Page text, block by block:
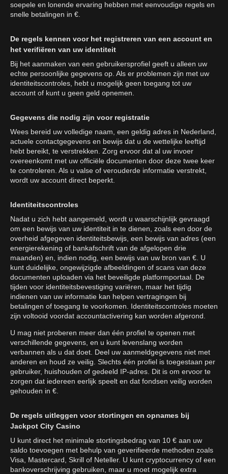
soepele en lonende ervaring hebben met eenvoudige regels en
snelle betalingen in €.
De regels kennen voor het registreren van een account en
het verifiëren van uw identiteit
Bij het aanmaken van een gebruikersprofiel geeft u alleen uw
echte persoonlijke gegevens op. Als er problemen zijn met uw
identiteitscontroles, hebt u mogelijk geen toegang tot uw
account of kunt u geen geld opnemen.
Gegevens die nodig zijn voor registratie
Wees bereid uw volledige naam, een geldig adres in Nederland,
actuele contactgegevens en bewijs dat u de wettelijke leeftijd
hebt bereikt, te verstrekken. Zorg ervoor dat al uw invoer
overeenkomt met uw officiële documenten door deze twee keer
te controleren. Als u valse of verouderde informatie verstrekt,
wordt uw account direct beperkt.
Identiteitscontroles
Nadat u zich hebt aangemeld, wordt u waarschijnlijk gevraagd
om een bewijs van uw identiteit in te dienen, zoals een door de
overheid afgegeven identiteitsbewijs, een bewijs van adres (een
energierekening of bankafschrift van de afgelopen drie
maanden) en, indien nodig, een bewijs van uw bron van €. U
kunt duidelijke, ongewijzigde afbeeldingen of scans van deze
documenten uploaden via het beveiligde platformportaal. De
tijden voor identiteitsbevestiging variëren, maar het tijdig
indienen van uw informatie kan helpen vertragingen bij
betalingen of toegang te voorkomen. Identiteitscontroles moeten
zijn voltooid voordat accountactivering kan worden afgerond.
U mag niet proberen meer dan één profiel te openen met
verschillende gegevens, en u kunt levenslang worden
verbannen als u dat doet. Deel uw aanmeldgegevens niet met
anderen en houd ze veilig. Slechts één profiel is toegestaan per
gebruiker, huishouden of gedeeld IP-adres. Dit is om ervoor te
zorgen dat iedereen eerlijk speelt en dat fondsen veilig worden
gehouden in €.
De regels uitleggen voor stortingen en opnames bij
Jackpot City Casino
U kunt direct het minimale stortingsbedrag van 10 € aan uw
saldo toevoegen met behulp van geverifieerde methoden zoals
Visa, Mastercard, Skrill of Neteller. U kunt cryptocurrency of een
bankoverschrijving gebruiken, maar u moet mogelijk extra